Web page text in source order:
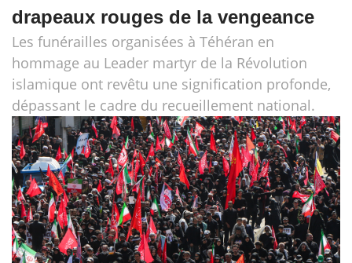
drapeaux rouges de la vengeance
Les funérailles organisées à Téhéran en
hommage au Leader martyr de la Révolution
islamique ont revêtu une signification profonde,
dépassant le cadre du recueillement national.